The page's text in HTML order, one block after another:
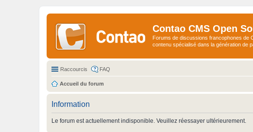
Contao CMS Open
Forums de discussions francophones de
contenu spécialisé dans la génération de
Raccourcis FAQ
Accueil du forum
Information
Le forum est actuellement indisponible. Veuillez réessayer ultérieurement.